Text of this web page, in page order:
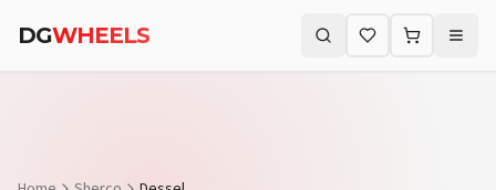
DGWHEELS Zoeken (⌘K)